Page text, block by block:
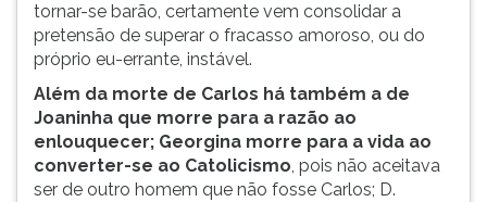
tornar-se barão, certamente vem consolidar a
pretensão de superar o fracasso amoroso, ou do
próprio eu-errante, instável.
Além da morte de Carlos há também a de
Joaninha que morre para a razão ao
enlouquecer; Georgina morre para a vida ao
converter-se ao Catolicismo, pois não aceitava
ser de outro homem que não fosse Carlos; D.